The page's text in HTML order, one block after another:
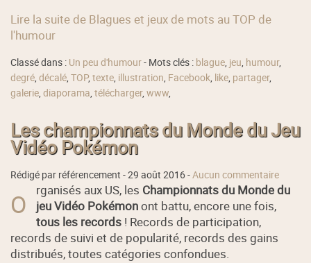
Lire la suite de Blagues et jeux de mots au TOP de
l'humour
Classé dans : Un peu d'humour- Mots clés : blague, jeu, humour,
degré,décalé,TOP,texte, illustration, Facebook, like, partager,
galerie,diaporama,télécharger,www,
Les championnats du Monde du Jeu
Vidéo Pokémon
Rédigé par référencement -29 août 2016-Aucun commentaire
O rganisés aux US, les Championnats du Monde du
jeu Vidéo Pokémonont battu, encore une fois,
tous les records ! Records de participation,
records de suivi et de popularité, records des gains
distribués, toutes catégories confondues.